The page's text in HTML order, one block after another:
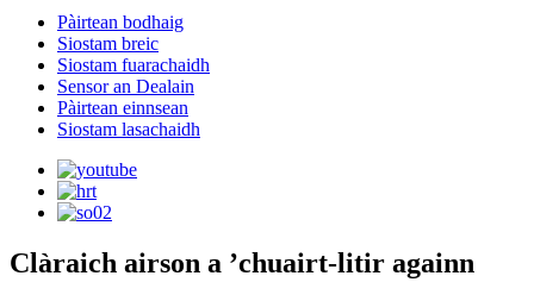
Pàirtean bodhaig
Siostam breic
Siostam fuarachaidh
Sensor an Dealain
Pàirtean einnsean
Siostam lasachaidh
Clàraich airson a ’chuairt-litir againn